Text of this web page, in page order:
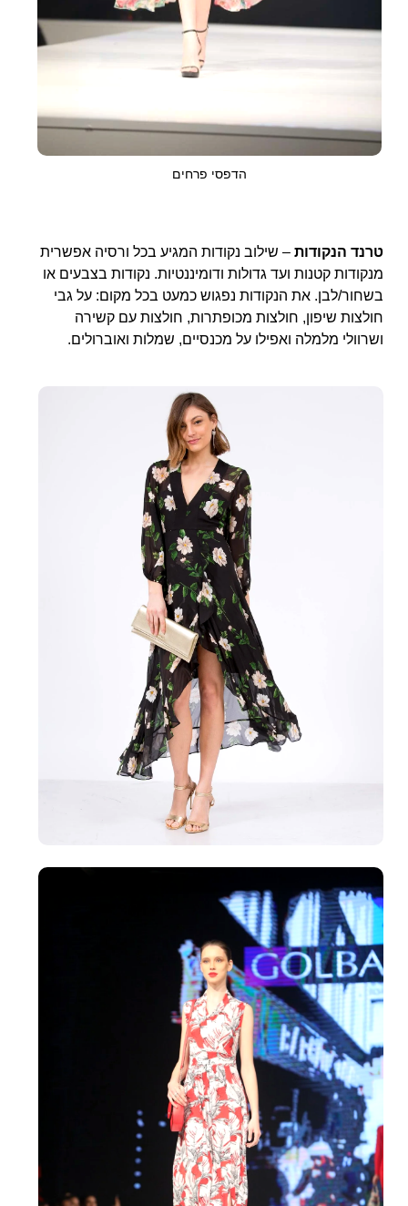
הדפסי פרחים
טרנד הנקודות– שילוב נקודות המגיע בכל ורסיה אפשרית
מנקודות קטנות ועד גדולות ודומיננטיות. נקודות בצבעים או
בשחור/לבן. את הנקודות נפגוש כמעט בכל מקום: על גבי
חולצות שיפון, חולצות מכופתרות, חולצות עם קשירה
ושרוולי מלמלה ואפילו על מכנסיים, שמלות ואוברולים.